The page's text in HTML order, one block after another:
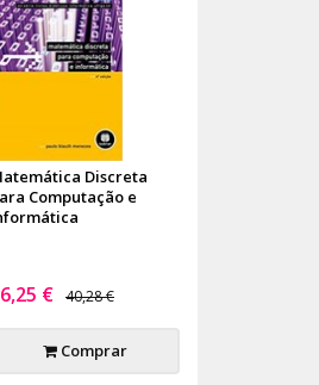
Discreta
Computação e
€ 40,28 €
Comprar